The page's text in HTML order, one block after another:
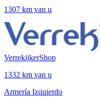
1307 km van u
VerrekijkerShop
1332 km van u
Armería Izquierdo